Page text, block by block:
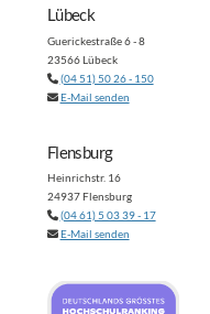
Lübeck
Guerickestraße 6 - 8
23566 Lübeck
(04 51) 50 26 - 150
E-Mail senden
Flensburg
Heinrichstr. 16
24937 Flensburg
(04 61) 5 03 39 - 17
E-Mail senden